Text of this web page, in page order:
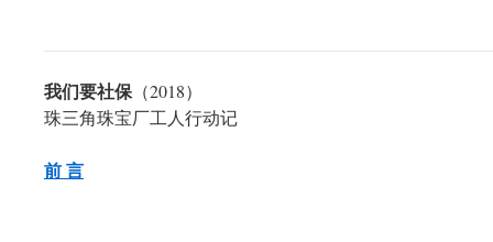
我们要社保 （2018）
珠三角珠宝厂工人行动记
前 言